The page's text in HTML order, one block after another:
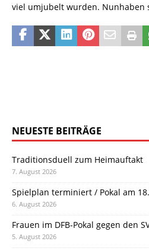
viel umjubelt wurden. Nunhaben
NEUESTE BEITRÄGE
Traditionsduell zum Heimauftakt
7. August 2026
Spielplan terminiert / Pokal am
6. August 2026
Frauen im DFB-Pokal gegen den
5. August 2026